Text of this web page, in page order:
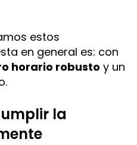
estos
en general es: con
horario robusto y un
la